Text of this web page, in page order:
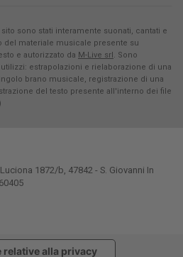
sono stati interamente suonati, cantati e
del materiale musicale presente su
e autorizzato da M-Live srl. Sono
estrapolazioni e rielaborazione di una
brano musicale, registrazione di una
del testo presente all'interno dei file
1872/b, 47842 - S. Giovanni In
relative alla privacy